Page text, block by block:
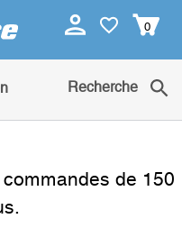
0
Recherche
de 150